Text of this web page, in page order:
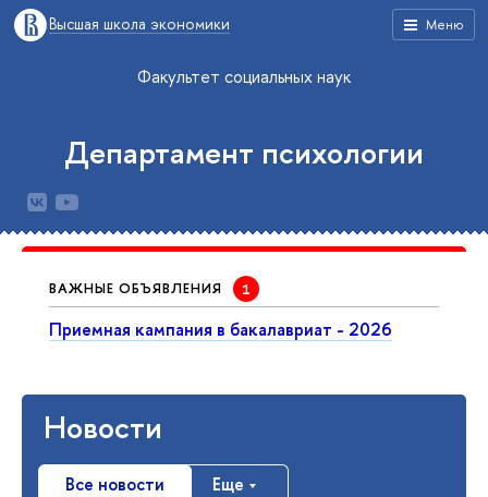
Меню
Высшая школа экономики
Факультет социальных наук
Департамент психологии
ВАЖНЫЕ ОБЪЯВЛЕНИЯ
Приемная кампания в бакалавриат - 2026
Новости
Все новости Еще